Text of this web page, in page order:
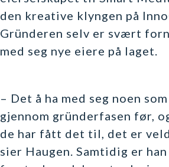
den kreative klyngen på
Gründeren selv er svært
med seg nye eiere på laget.
– Det å ha med seg noen
gjennom gründerfasen før,
de har fått det til, det er
sier Haugen. Samtidig er